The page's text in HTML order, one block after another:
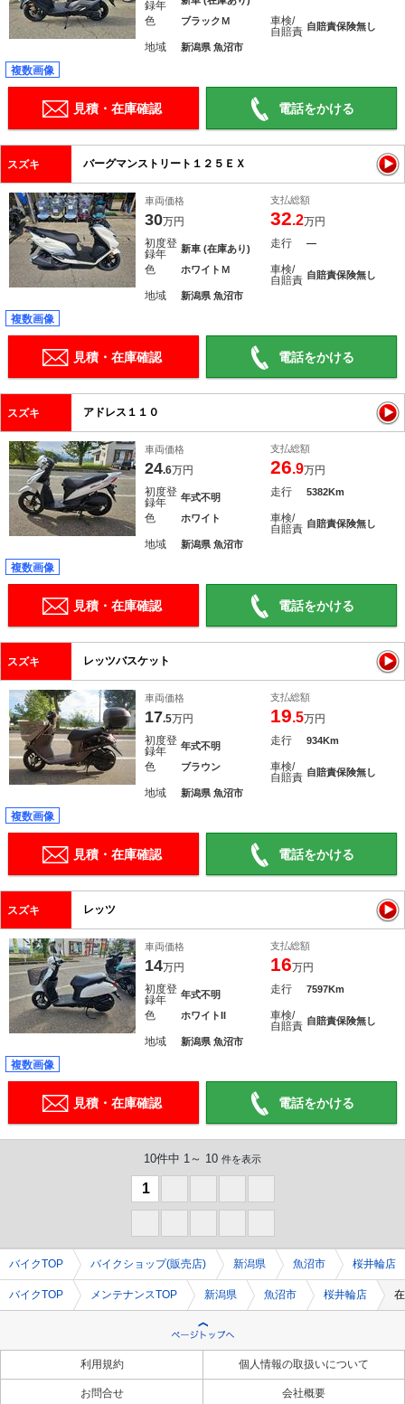
録年
色 ブラックＭ
車検/
自賠責 自賠責保険無し
地域 新潟県 魚沼市
複数画像
見積・在庫確認 電話をかける
スズキ バーグマンストリート１２５ＥＸ
車両価格
30万円
支払総額
32.2万円
初度登
録年
新車 (在庫あり) 走行 ―
色 ホワイトＭ
車検/
自賠責 自賠責保険無し
地域 新潟県 魚沼市
複数画像
見積・在庫確認 電話をかける
スズキ アドレス１１０
車両価格
24.6万円
支払総額
26.9万円
初度登
録年
年式不明 走行 5382Km
色 ホワイト
車検/
自賠責 自賠責保険無し
地域 新潟県 魚沼市
複数画像
見積・在庫確認 電話をかける
スズキ レッツバスケット
車両価格
17.5万円
支払総額
19.5万円
初度登
録年
年式不明 走行 934Km
色 ブラウン
車検/
自賠責 自賠責保険無し
地域 新潟県 魚沼市
複数画像
見積・在庫確認 電話をかける
スズキ レッツ
車両価格
14万円
支払総額
16万円
初度登
録年
年式不明 走行 7597Km
色 ホワイトII
車検/
自賠責 自賠責保険無し
地域 新潟県 魚沼市
複数画像
見積・在庫確認 電話をかける
10件中 1～ 10 件を表示
1
バイクTOP バイクショップ(販売店) 新潟県 魚沼市 桜井輪店
バイクTOP メンテナンスTOP 新潟県 魚沼市 桜井輪店
利用規約 個人情報の取扱いについて
お問合せ 会社概要